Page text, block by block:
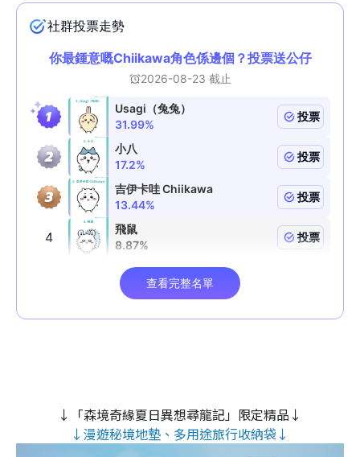
↓「森境奇緣夏日異想尋龍記」限定精品↓
↓漫遊秘境地墊、多用途旅行收納袋↓